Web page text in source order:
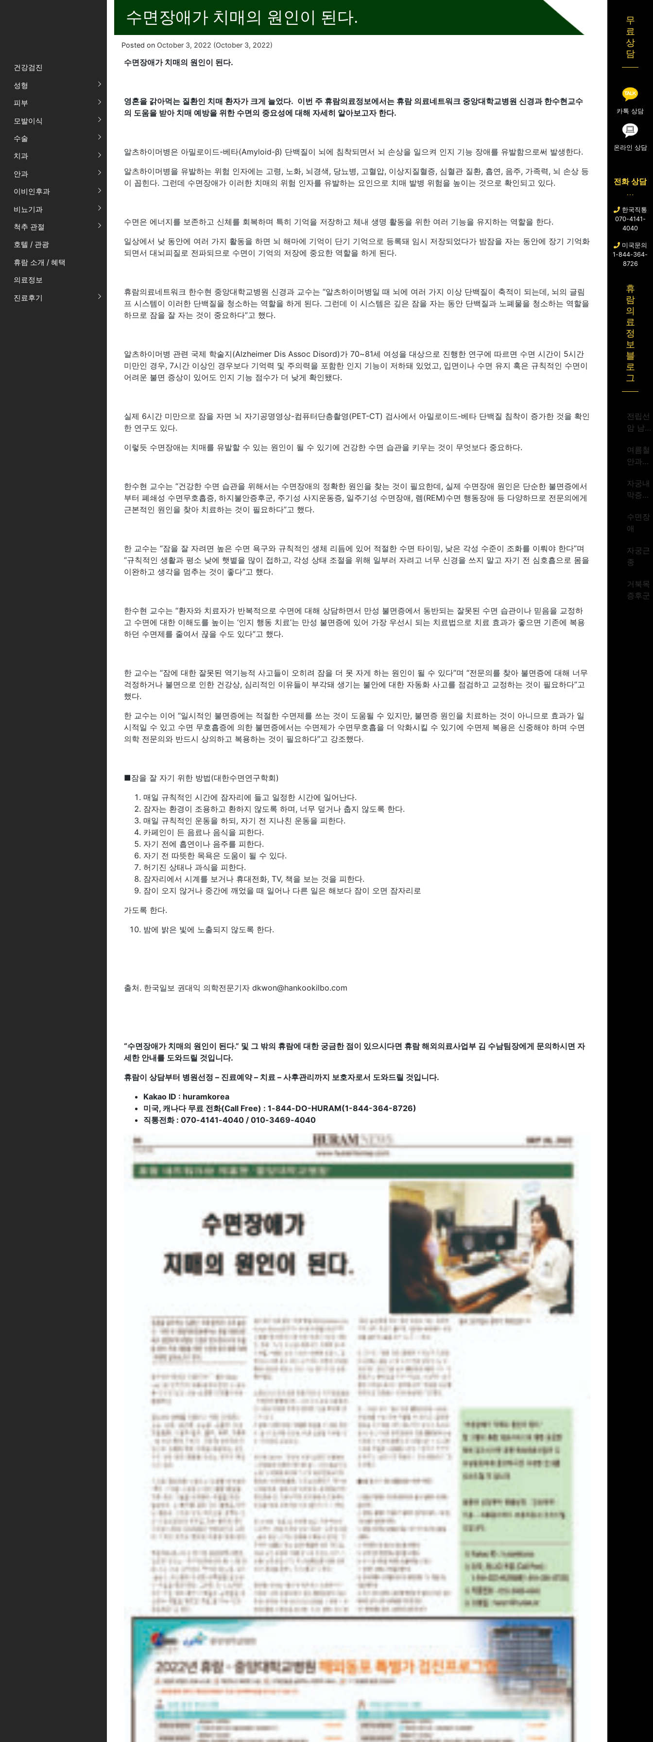
건강검진
성형
피부
모발이식
수술
치과
안과
이비인후과
비뇨기과
척추 관절
호텔 / 관광
휴람 소개 / 혜택
의료정보
진료후기
수면장애가 치매의 원인이 된다.
Posted on October 3, 2022 (October 3, 2022)
수면장애가 치매의 원인이 된다.
영혼을 갉아먹는 질환인 치매 환자가 크게 늘었다. 이번 주 휴람의료정보에서는 휴람 의료네트워크 중앙대학교병원 신경과 한수현교수
의 도움을 받아 치매 예방을 위한 수면의 중요성에 대해 자세히 알아보고자 한다.
알츠하이머병은 아밀로이드-베타(Amyloid-β) 단백질이 뇌에 침착되면서 뇌 손상을 일으켜 인지 기능 장애를 유발함으로써 발생한다.
알츠하이머병을 유발하는 위험 인자에는 고령, 노화, 뇌경색, 당뇨병, 고혈압, 이상지질혈증, 심혈관 질환, 흡연, 음주, 가족력, 뇌 손상 등
이 꼽힌다. 그런데 수면장애가 이러한 치매의 위험 인자를 유발하는 요인으로 치매 발병 위험을 높이는 것으로 확인되고 있다.
수면은 에너지를 보존하고 신체를 회복하며 특히 기억을 저장하고 체내 생명 활동을 위한 여러 기능을 유지하는 역할을 한다.
일상에서 낮 동안에 여러 가지 활동을 하면 뇌 해마에 기억이 단기 기억으로 등록돼 임시 저장되었다가 밤잠을 자는 동안에 장기 기억화
되면서 대뇌피질로 전파되므로 수면이 기억의 저장에 중요한 역할을 하게 된다.
휴람의료네트워크 한수현 중앙대학교병원 신경과 교수는 “알츠하이머병일 때 뇌에 여러 가지 이상 단백질이 축적이 되는데, 뇌의 글림
프 시스템이 이러한 단백질을 청소하는 역할을 하게 된다. 그런데 이 시스템은 깊은 잠을 자는 동안 단백질과 노폐물을 청소하는 역할을
하므로 잠을 잘 자는 것이 중요하다”고 했다.
알츠하이머병 관련 국제 학술지(Alzheimer Dis Assoc Disord)가 70~81세 여성을 대상으로 진행한 연구에 따르면 수면 시간이 5시간
미만인 경우, 7시간 이상인 경우보다 기억력 및 주의력을 포함한 인지 기능이 저하돼 있었고, 입면이나 수면 유지 혹은 규칙적인 수면이
어려운 불면 증상이 있어도 인지 기능 점수가 더 낮게 확인됐다.
실제 6시간 미만으로 잠을 자면 뇌 자기공명영상-컴퓨터단층촬영(PET-CT) 검사에서 아밀로이드-베타 단백질 침착이 증가한 것을 확인
한 연구도 있다.
이렇듯 수면장애는 치매를 유발할 수 있는 원인이 될 수 있기에 건강한 수면 습관을 키우는 것이 무엇보다 중요하다.
한수현 교수는 “건강한 수면 습관을 위해서는 수면장애의 정확한 원인을 찾는 것이 필요한데, 실제 수면장애 원인은 단순한 불면증에서
부터 폐쇄성 수면무호흡증, 하지불안증후군, 주기성 사지운동증, 일주기성 수면장애, 렘(REM)수면 행동장애 등 다양하므로 전문의에게
근본적인 원인을 찾아 치료하는 것이 필요하다”고 했다.
한 교수는 “잠을 잘 자려면 높은 수면 욕구와 규칙적인 생체 리듬에 있어 적절한 수면 타이밍, 낮은 각성 수준이 조화를 이뤄야 한다”며
“규칙적인 생활과 평소 낮에 햇볕을 많이 접하고, 각성 상태 조절을 위해 일부러 자려고 너무 신경을 쓰지 말고 자기 전 심호흡으로 몸을
이완하고 생각을 멈추는 것이 좋다”고 했다.
한수현 교수는 “환자와 치료자가 반복적으로 수면에 대해 상담하면서 만성 불면증에서 동반되는 잘못된 수면 습관이나 믿음을 교정하
고 수면에 대한 이해도를 높이는 ‘인지 행동 치료’는 만성 불면증에 있어 가장 우선시 되는 치료법으로 치료 효과가 좋으면 기존에 복용
하던 수면제를 줄여서 끊을 수도 있다”고 했다.
한 교수는 “잠에 대한 잘못된 역기능적 사고들이 오히려 잠을 더 못 자게 하는 원인이 될 수 있다”며 “전문의를 찾아 불면증에 대해 너무
걱정하거나 불면으로 인한 건강상, 심리적인 이유들이 부각돼 생기는 불안에 대한 자동화 사고를 점검하고 교정하는 것이 필요하다”고
했다.
한 교수는 이어 “일시적인 불면증에는 적절한 수면제를 쓰는 것이 도움될 수 있지만, 불면증 원인을 치료하는 것이 아니므로 효과가 일
시적일 수 있고 수면 무호흡증에 의한 불면증에서는 수면제가 수면무호흡을 더 악화시킬 수 있기에 수면제 복용은 신중해야 하며 수면
의학 전문의와 반드시 상의하고 복용하는 것이 필요하다”고 강조했다.
■잠을 잘 자기 위한 방법(대한수면연구학회)
매일 규칙적인 시간에 잠자리에 들고 일정한 시간에 일어난다.
잠자는 환경이 조용하고 환하지 않도록 하며, 너무 덮거나 춥지 않도록 한다.
매일 규칙적인 운동을 하되, 자기 전 지나친 운동을 피한다.
카페인이 든 음료나 음식을 피한다.
자기 전에 흡연이나 음주를 피한다.
자기 전 따뜻한 목욕은 도움이 될 수 있다.
허기진 상태나 과식을 피한다.
잠자리에서 시계를 보거나 휴대전화, TV, 책을 보는 것을 피한다.
잠이 오지 않거나 중간에 깨었을 때 일어나 다른 일은 해보다 잠이 오면 잠자리로
가도록 한다.
밤에 밝은 빛에 노출되지 않도록 한다.
출처. 한국일보 권대익 의학전문기자 dkwon@hankookilbo.com
“수면장애가 치매의 원인이 된다.” 및 그 밖의 휴람에 대한 궁금한 점이 있으시다면 휴람 해외의료사업부 김 수남팀장에게 문의하시면 자
세한 안내를 도와드릴 것입니다.
휴람이 상담부터 병원선정 – 진료예약 – 치료 – 사후관리까지 보호자로서 도와드릴 것입니다.
Kakao ID : huramkorea
미국, 캐나다 무료 전화(Call Free) : 1-844-DO-HURAM(1-844-364-8726)
직통전화 : 070-4141-4040 / 010-3469-4040
무
료
상
담
카톡 상담
온라인 상담
전화 상담
한국직통
070-4141-
4040
미국문의
1-844-364-
8726
휴
람
의
료
정
보
블
로
그
전립선
암 남성
시대
여름철
안과질
자궁내
막증식
수면장
애
자궁근
종
거북목
증후군